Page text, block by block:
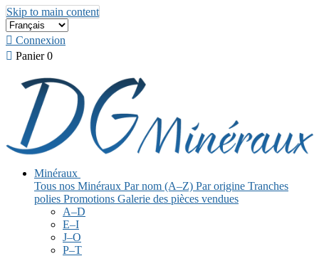
Skip to main content
 Connexion
 Panier 0
Minéraux
Tous nos Minéraux Par nom (A–Z) Par origine Tranches
polies Promotions Galerie des pièces vendues
A–D
E–I
J–O
P–T